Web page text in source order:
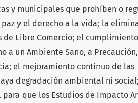
y municipales que prohíben o
y el derecho a la vida; la
de Libre Comercio; el
a un Ambiente Sano, a Precaución,
el mejoramiento continuo de las
degradación ambiental ni
que los Estudios de Impacto